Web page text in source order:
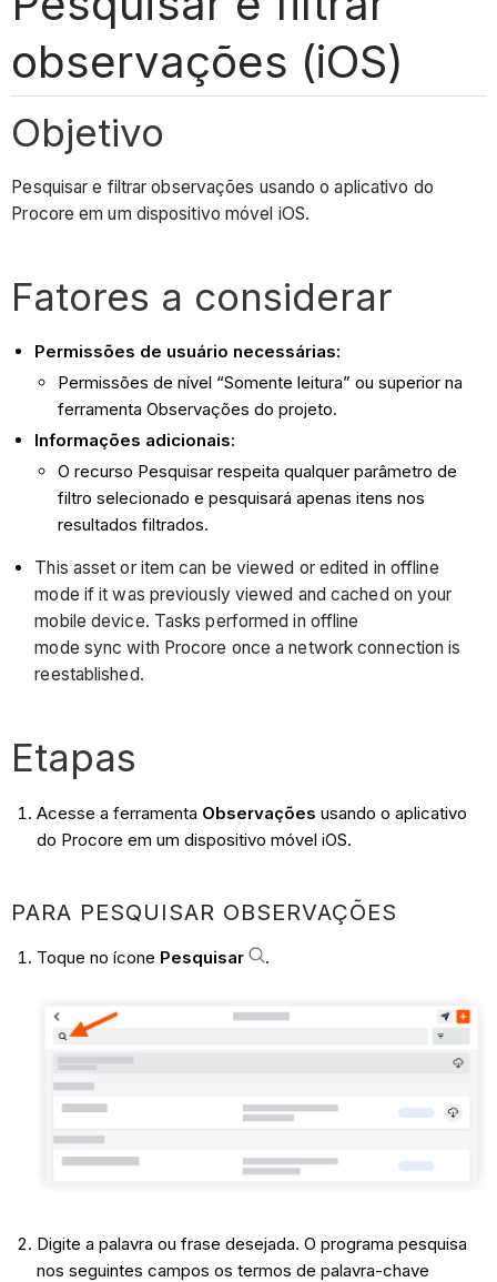
observações (iOS)
Objetivo
Pesquisar e filtrar observações usando o aplicativo do
Procore em um dispositivo móvel iOS.
Fatores a considerar
Permissões de usuário necessárias:
Permissões de nível “Somente leitura” ou superior na
ferramenta Observações do projeto.
Informações adicionais:
O recurso Pesquisar respeita qualquer parâmetro de
filtro selecionado e pesquisará apenas itens nos
resultados filtrados.
This asset or item can be viewed or edited in offline
mode if it was previously viewed and cached on your
mobile device. Tasks performed in offline
mode sync with Procore once a network connection is
reestablished.
Etapas
Acesse a ferramenta Observações usando o aplicativo
do Procore em um dispositivo móvel iOS.
PARA PESQUISAR OBSERVAÇÕES
Toque no ícone Pesquisar .
Digite a palavra ou frase desejada. O programa pesquisa
nos seguintes campos os termos de palavra-chave